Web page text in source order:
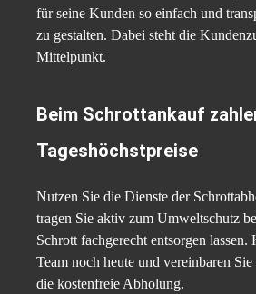
für seine Kunden so einfach und
zu gestalten. Dabei steht die
Mittelpunkt.
Beim Schrottankauf
Tageshöchstpreise
Nutzen Sie die Dienste der
tragen Sie aktiv zum Umweltschutz
Schrott fachgerecht entsorgen lassen.
Team noch heute und vereinbaren
die kostenfreie Abholung.